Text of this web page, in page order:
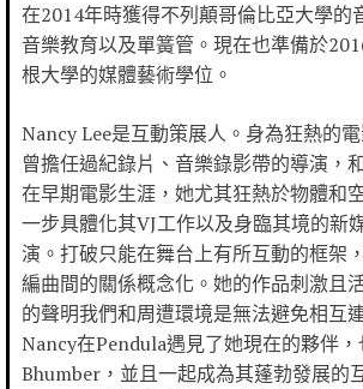
在2014年時獲得不列顛哥倫比亞大學的
音樂教育以及單簧管。現在也準備於
根大學的媒體藝術學位。
Nancy Lee是互動策展人。身為狂熱的
曾擔任過紀錄片、音樂錄影帶的導演，
在早期電影生涯，她尤其狂熱於物體和
一步具體化其VJ工作以及身臨其境的新
演。打破只能在舞台上有所互動的框架
編曲間的關係概念化。她的作品刺激且
的聲明我們和周遭環境是無法避免相互
Nancy在Pendula遇見了她現在的夥伴
Bhumber，並且一起成為其蓬勃發展的